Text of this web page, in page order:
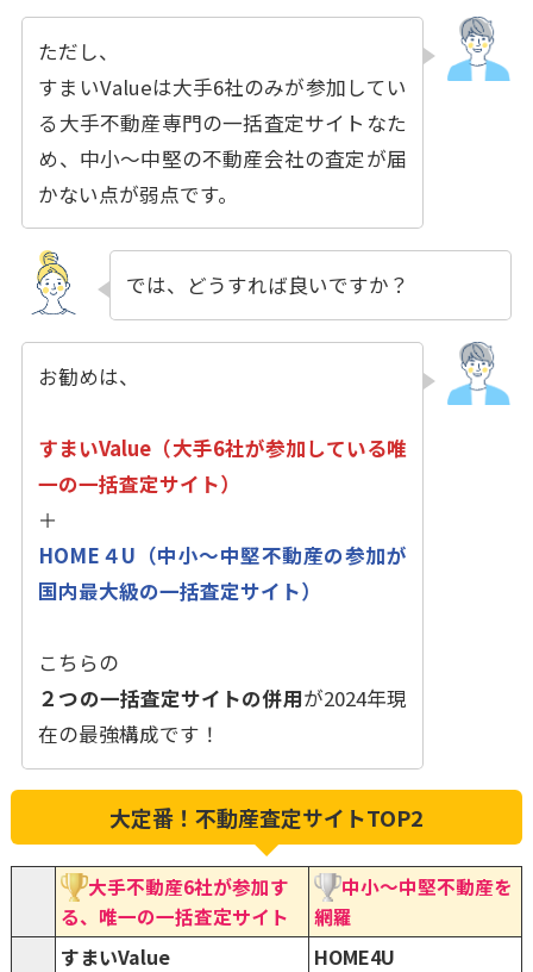
ただし、
すまいValueは大手6社のみが参加してい
る大手不動産専門の一括査定サイトなた
め、中小〜中堅の不動産会社の査定が届
かない点が弱点です。
では、どうすれば良いですか？
お勧めは、
すまいValue（大手6社が参加している唯
一の一括査定サイト）
＋
HOME４U（中小〜中堅不動産の参加が
国内最大級の一括査定サイト）
こちらの
２つの一括査定サイトの併用が2024年現
在の最強構成です！
大定番！不動産査定サイトTOP2
大手不動産6社が参加す
る、唯一の一括査定サイト
中小〜中堅不動産を
網羅
すまいValue HOME4U